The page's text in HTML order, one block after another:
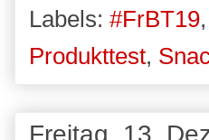
Labels: #FrBT19,
Produkttest,
Freitag, 13.